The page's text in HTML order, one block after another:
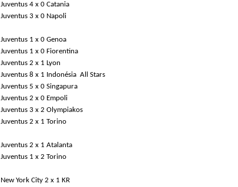
Juventus 4 x 0 Catania
Juventus 3 x 0 Napoli
Juventus 1 x 0 Genoa
Juventus 1 x 0 Fiorentina
Juventus 2 x 1 Lyon
Juventus 8 x 1 Indonésia All Stars
Juventus 5 x 0 Singapura
Juventus 2 x 0 Empoli
Juventus 3 x 2 Olympiakos
Juventus 2 x 1 Torino
Juventus 2 x 1 Atalanta
Juventus 1 x 2 Torino
New York City 2 x 1 KR